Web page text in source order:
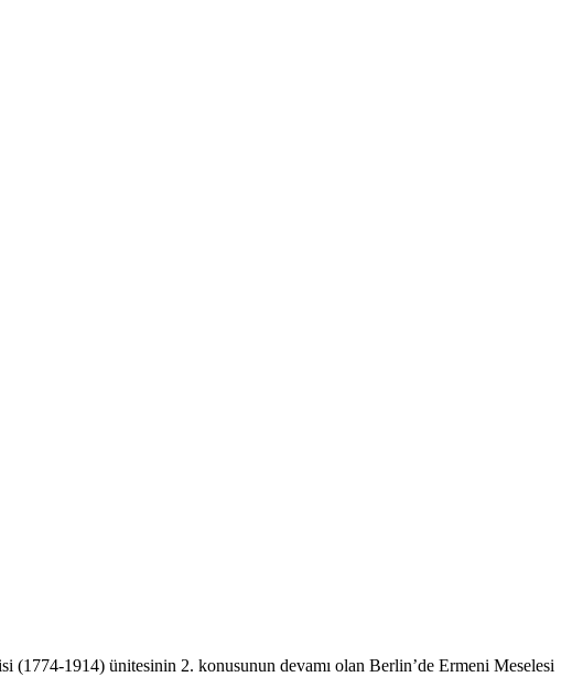
(1774-1914) ünitesinin 2. konusunun devamı olan Berlin’de Ermeni Meselesi